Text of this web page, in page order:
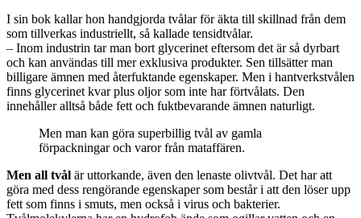
I sin bok kallar hon handgjorda tvålar för äkta till skillnad från dem
som tillverkas industriellt, så kallade tensidtvålar.
– Inom industrin tar man bort glycerinet eftersom det är så dyrbart
och kan användas till mer exklusiva produkter. Sen tillsätter man
billigare ämnen med återfuktande egenskaper. Men i hantverkstvålen
finns glycerinet kvar plus oljor som inte har förtvålats. Den
innehåller alltså både fett och fuktbevarande ämnen naturligt.
Men man kan göra superbillig tvål av gamla
förpackningar och varor från mataffären.
Men all tvål är uttorkande, även den lenaste olivtvål. Det har att
göra med dess rengörande egenskaper som består i att den löser upp
fett som finns i smuts, men också i virus och bakterier.